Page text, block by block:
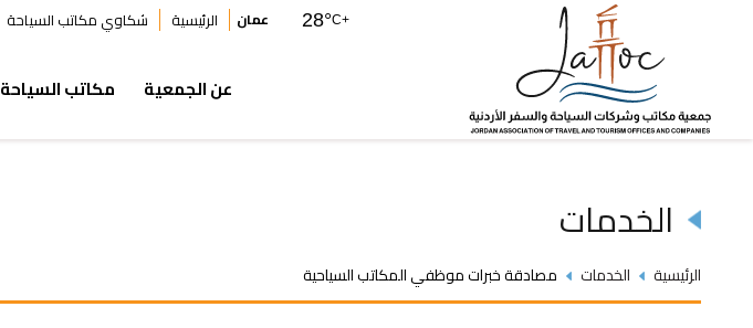
عمان +
28°C الرئيسية شكاوي مكاتب السياحة
عن الجمعية مكاتب السياحة
الخدمات
الرئيسية الخدمات مصادقة خبرات موظفي المكاتب السياحية